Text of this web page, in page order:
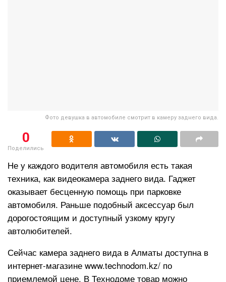
Фото девушка в автомобиле смотрит в камеру заднего вида.
0
Поделились
Не у каждого водителя автомобиля есть такая
техника, как видеокамера заднего вида. Гаджет
оказывает бесценную помощь при парковке
автомобиля. Раньше подобный аксессуар был
дорогостоящим и доступный узкому кругу
автолюбителей.
Сейчас камера заднего вида в Алматы доступна в
интернет-магазине www.technodom.kz/ по
приемлемой цене. В Технодоме товар можно